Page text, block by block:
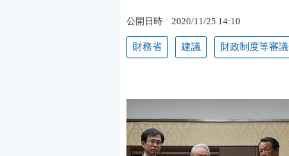
公開日時 2020/11/25 14:10
財務省 建議 財政制度等審